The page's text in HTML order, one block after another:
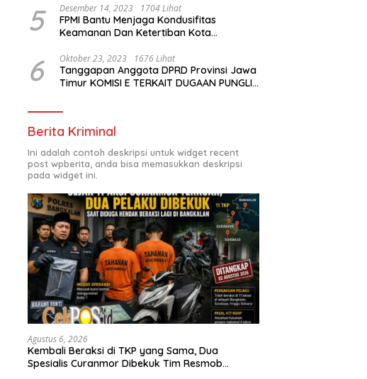
5 Desember 14, 2023 1704 Lihat
FPMI Bantu Menjaga Kondusifitas
Keamanan Dan Ketertiban Kota
6 Oktober 23, 2023 1676 Lihat
Tanggapan Anggota DPRD Provinsi Jawa
Timur KOMISI E TERKAIT DUGAAN PUNGLI
Berita Kriminal
Ini adalah contoh deskripsi untuk widget recent
post wpberita, anda bisa memasukkan deskripsi
pada widget ini.
Agustus 6, 2026
Kembali Beraksi di TKP yang Sama, Dua
Spesialis Curanmor Dibekuk Tim Resmob